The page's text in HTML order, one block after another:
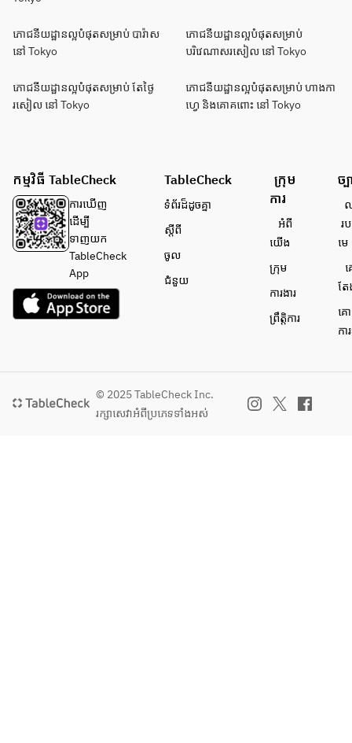
ភោជនីយដ្ឋានល្អបំផុតសម្រាប់ បារ៉ាស
នៅ Tokyo
ភោជនីយដ្ឋានល្អបំផុតសម្រាប់
បរិវេណាសរសៀល នៅ Tokyo
ភោជនីយដ្ឋានល្អបំផុតសម្រាប់ តែថ្ងៃ
រសៀល នៅ Tokyo
ភោជនីយដ្ឋានល្អបំផុតសម្រាប់ ហាងកា
ហ្វេ និងគោគពោះ នៅ Tokyo
កម្មវិធី TableCheck
ការ​ឃើញ
ដើម្បី​
ទាញយក
TableCheck
App
TableCheck
ទំព័រ​ដ៏ដូចគ្នា
ស្តីពី
ចូល
ជំនួយ
ក្រុម
ការ
អំពី​
យើង
ក្រុម
ការងារ
ព្រឹត្តិការ
ច្
រ
មេ
តែ
គ
កា
© 2025 TableCheck Inc.
រក្សាសេវា​អំពីប្រភេទទាំងអស់